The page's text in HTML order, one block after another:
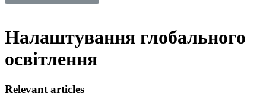
Налаштування глобального
освітлення
Relevant articles